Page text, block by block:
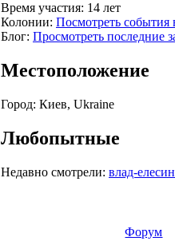
Время участия: 14 лет
Колонии: Посмотреть события
Блог: Просмотреть последние
Местоположение
Город: Киев, Ukraine
Любопытные
Недавно смотрели: влад-
Форум